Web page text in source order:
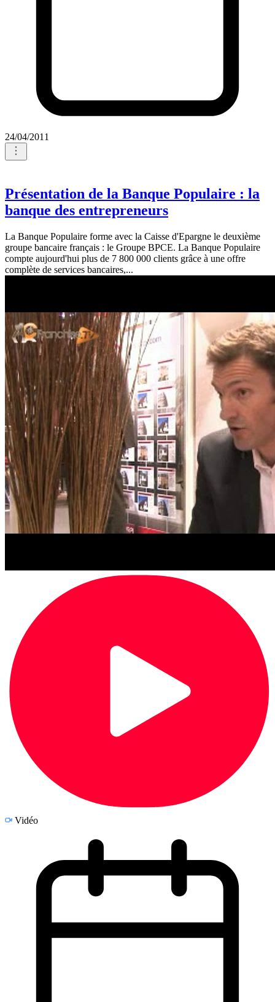
24/04/2011
Présentation de la Banque Populaire : la
banque des entrepreneurs
La Banque Populaire forme avec la Caisse d'Epargne le deuxième
groupe bancaire français : le Groupe BPCE. La Banque Populaire
compte aujourd'hui plus de 7 800 000 clients grâce à une offre
complète de services bancaires,...
Vidéo